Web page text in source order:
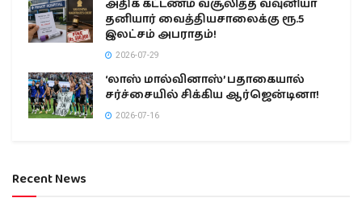
அதிக கட்டணம் வசூலித்த வவுனியா
தனியார் வைத்தியசாலைக்கு ரூ.5
இலட்சம் அபராதம்!
2026-07-29
‘லாஸ் மால்வினாஸ்’ பதாகையால்
சர்ச்சையில் சிக்கிய ஆர்ஜென்டினா!
2026-07-16
Recent News